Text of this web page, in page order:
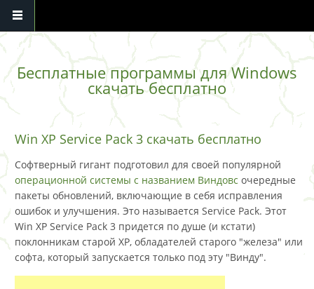
Перейти к основному содержанию
Бесплатные программы для Windows
скачать бесплатно
Win XP Service Pack 3 скачать бесплатно
Софтверный гигант подготовил для своей популярной
операционной системы с названием Виндовс очередные
пакеты обновлений, включающие в себя исправления
ошибок и улучшения. Это называется Service Pack. Этот
Win XP Service Pack 3 придется по душе (и кстати)
поклонникам старой XP, обладателей старого "железа" или
софта, который запускается только под эту "Винду".